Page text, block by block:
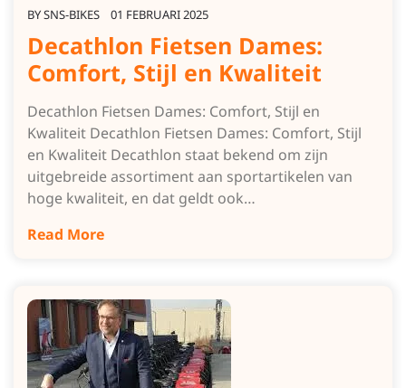
BYSNS-BIKES 01 FEBRUARI 2025
Decathlon Fietsen Dames:
Comfort, Stijl en Kwaliteit
Decathlon Fietsen Dames: Comfort, Stijl en
Kwaliteit Decathlon Fietsen Dames: Comfort, Stijl
en Kwaliteit Decathlon staat bekend om zijn
uitgebreide assortiment aan sportartikelen van
hoge kwaliteit, en dat geldt ook…
Read More